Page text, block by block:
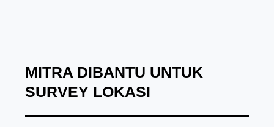
MITRA DIBANTU UNTUK
SURVEY LOKASI